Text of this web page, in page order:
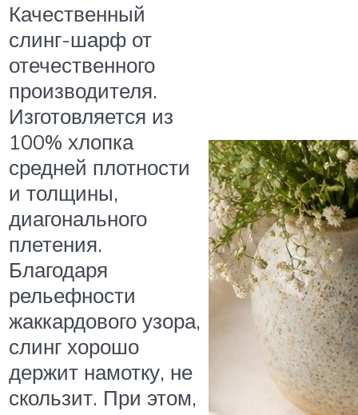
Качественный
слинг-шарф от
отечественного
производителя.
Изготовляется из
100% хлопка
средней плотности
и толщины,
диагонального
плетения.
Благодаря
рельефности
жаккардового узора,
слинг хорошо
держит намотку, не
скользит. При этом,